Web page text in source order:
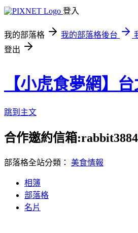
登入
我的部落格 我的部落格後台
登出
【小虎食夢網】
跳到主文
合作邀約信箱
部落格全站分類： 美食情報
相簿
部落格
名片